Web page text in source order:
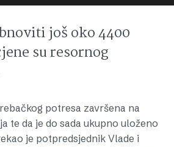
još oko 4400
su resornog
potresa završena na
te da je do sada ukupno uloženo
je potpredsjednik Vlade i